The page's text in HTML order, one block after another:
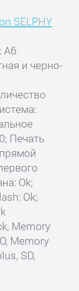
SELPHY
A6
и черно-
Печать
Ok;
Ok;
Memory
Memory
SD,